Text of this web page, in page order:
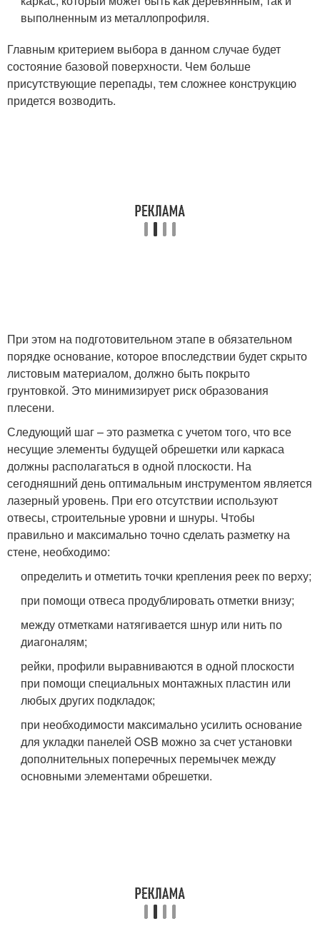
выполненным из металлопрофиля.
Главным критерием выбора в данном случае будет
состояние базовой поверхности. Чем больше
присутствующие перепады, тем сложнее конструкцию
придется возводить.
При этом на подготовительном этапе в обязательном
порядке основание, которое впоследствии будет скрыто
листовым материалом, должно быть покрыто
грунтовкой. Это минимизирует риск образования
плесени.
Следующий шаг – это разметка с учетом того, что все
несущие элементы будущей обрешетки или каркаса
должны располагаться в одной плоскости. На
сегодняшний день оптимальным инструментом является
лазерный уровень. При его отсутствии используют
отвесы, строительные уровни и шнуры. Чтобы
правильно и максимально точно сделать разметку на
стене, необходимо:
определить и отметить точки крепления реек по верху;
при помощи отвеса продублировать отметки внизу;
между отметками натягивается шнур или нить по
диагоналям;
рейки, профили выравниваются в одной плоскости
при помощи специальных монтажных пластин или
любых других подкладок;
при необходимости максимально усилить основание
для укладки панелей OSB можно за счет установки
дополнительных поперечных перемычек между
основными элементами обрешетки.